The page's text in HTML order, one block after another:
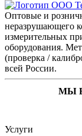
Оптовые и
неразрушающего
измерительных
оборудования.
(проверка /
всей России.
МЫ
Услуги